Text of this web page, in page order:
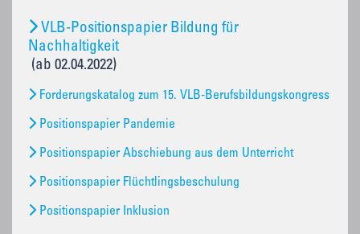
VLB-Positionspapier Bildung für
Nachhaltigkeit
(ab 02.04.2022)
Forderungskatalog zum 15. VLB-Berufsbildungskongress
Positionspapier Pandemie
Positionspapier Abschiebung aus dem Unterricht
Positionspapier Flüchtlingsbeschulung
Positionspapier Inklusion